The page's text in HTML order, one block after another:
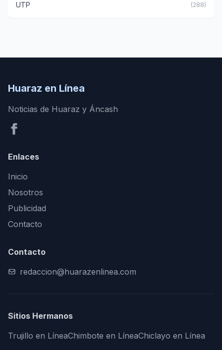
UTP (288)
Huaraz en Línea
Noticias de Huaraz y Áncash
Enlaces
Inicio
Nosotros
Publicidad
Contacto
Contacto
redaccion@huarazenlinea.com
Sitios Hermanos
Trujillo en LíneaChimbote en LíneaChiclayo en Línea